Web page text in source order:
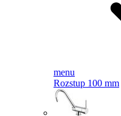
menu
Rozstup 100 mm